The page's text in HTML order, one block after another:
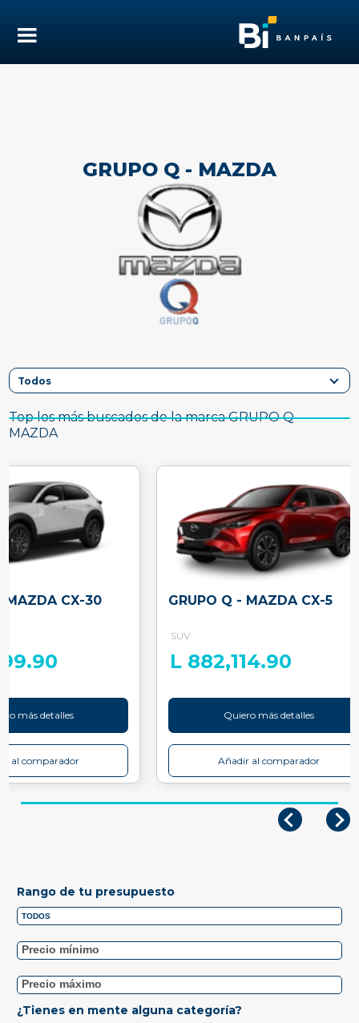
GRUPO Q - MAZDA
Top los más buscados de la marca GRUPO Q -
MAZDA
MAZDA CX-30
más detalles
al comparador
GRUPO Q - MAZDA CX-5
SUV
L 882,114.90
Quiero más detalles
Añadir al comparador
Rango de tu presupuesto
¿Tienes en mente alguna categoría?